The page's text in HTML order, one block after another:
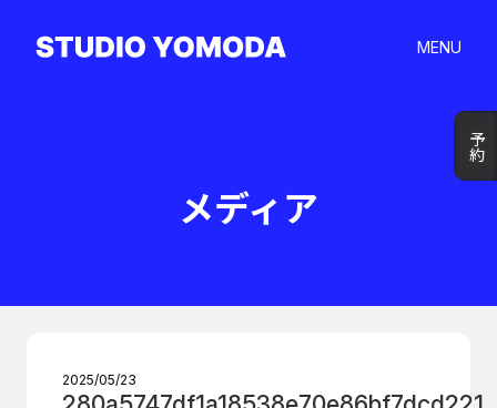
MENU
予約
予約
メディア
2025/05/23